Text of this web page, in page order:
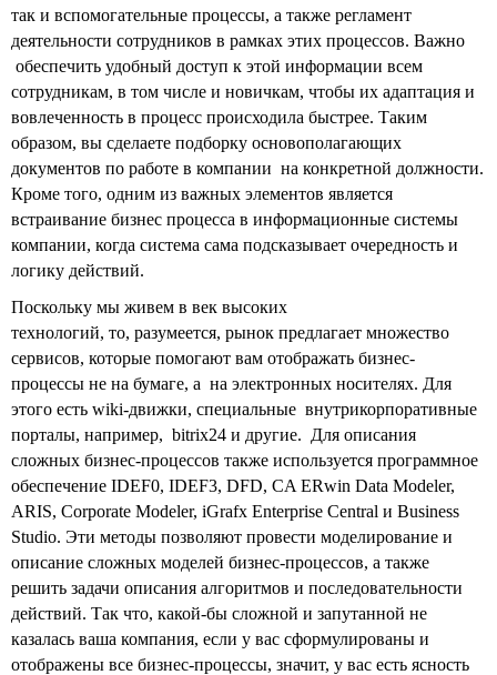
так и вспомогательные процессы, а также регламент
деятельности сотрудников в рамках этих процессов. Важно
обеспечить удобный доступ к этой информации всем
сотрудникам, в том числе и новичкам, чтобы их адаптация и
вовлеченность в процесс происходила быстрее. Таким
образом, вы сделаете подборку основополагающих
документов по работе в компании на конкретной должности.
Кроме того, одним из важных элементов является
встраивание бизнес процесса в информационные системы
компании, когда система сама подсказывает очередность и
логику действий.
Поскольку мы живем в век высоких
технологий, то, разумеется, рынок предлагает множество
сервисов, которые помогают вам отображать бизнес-
процессы не на бумаге, а на электронных носителях. Для
этого есть wiki-движки, специальные внутрикорпоративные
порталы, например, bitrix24 и другие. Для описания
сложных бизнес-процессов также используется программное
обеспечение IDEF0, IDEF3, DFD, CA ERwin Data Modeler,
ARIS, Corporate Modeler, iGrafx Enterprise Central и Business
Studio. Эти методы позволяют провести моделирование и
описание сложных моделей бизнес-процессов, а также
решить задачи описания алгоритмов и последовательности
действий. Так что, какой-бы сложной и запутанной не
казалась ваша компания, если у вас сформулированы и
отображены все бизнес-процессы, значит, у вас есть ясность